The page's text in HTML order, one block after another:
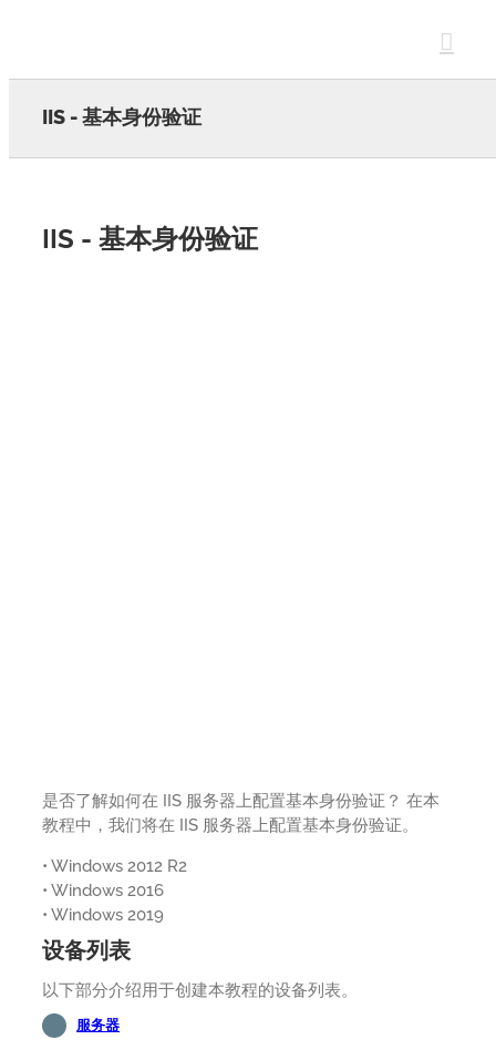
IIS - 基本身份验证
IIS - 基本身份验证
是否了解如何在 IIS 服务器上配置基本身份验证？ 在本
教程中，我们将在 IIS 服务器上配置基本身份验证。
• Windows 2012 R2
• Windows 2016
• Windows 2019
设备列表
以下部分介绍用于创建本教程的设备列表。
服务器